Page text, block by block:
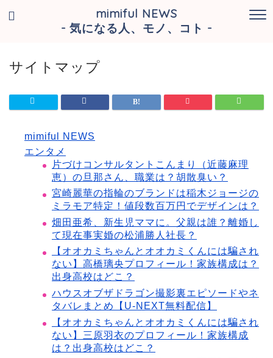
mimiful NEWS
- 気になる人、モノ、コト -
サイトマップ
mimiful NEWS
エンタメ
片づけコンサルタントこんまり（近藤麻理
恵）の旦那さん、職業は？胡散臭い？
宮崎麗華の指輪のブランドは稲木ジョージの
ミラモア特定！値段数百万円でデザインは？
畑田亜希、新生児ママに。父親は誰？離婚し
て現在事実婚の松浦勝人社長？
【オオカミちゃんとオオカミくんには騙され
ない】高橋璃央プロフィール！家族構成は？
出身高校はどこ？
ハウスオブザドラゴン撮影裏エピソードやネ
タバレまとめ【U-NEXT無料配信】
【オオカミちゃんとオオカミくんには騙され
ない】三原羽衣のプロフィール！家族構成
は？出身高校はどこ？